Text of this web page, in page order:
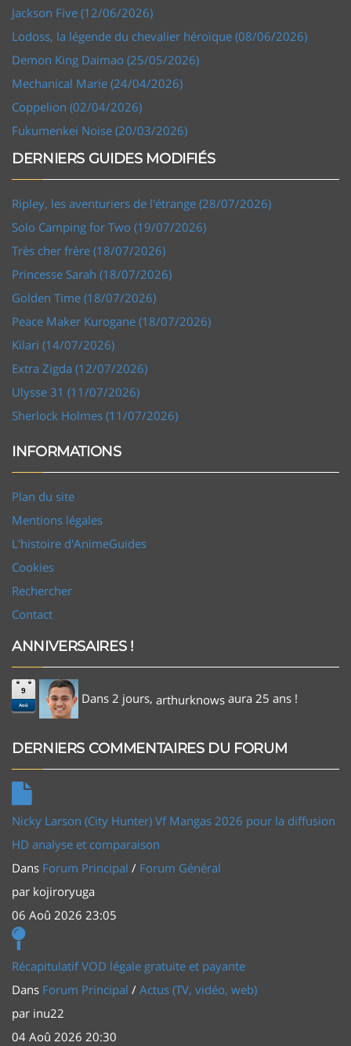
Jackson Five (12/06/2026)
Lodoss, la légende du chevalier héroïque (08/06/2026)
Demon King Daimao (25/05/2026)
Mechanical Marie (24/04/2026)
Coppelion (02/04/2026)
Fukumenkei Noise (20/03/2026)
DERNIERS GUIDES MODIFIÉS
Ripley, les aventuriers de l'étrange (28/07/2026)
Solo Camping for Two (19/07/2026)
Très cher frère (18/07/2026)
Princesse Sarah (18/07/2026)
Golden Time (18/07/2026)
Peace Maker Kurogane (18/07/2026)
Kilari (14/07/2026)
Extra Zigda (12/07/2026)
Ulysse 31 (11/07/2026)
Sherlock Holmes (11/07/2026)
INFORMATIONS
Plan du site
Mentions légales
L'histoire d'AnimeGuides
Cookies
Rechercher
Contact
ANNIVERSAIRES !
9
Aoû Dans 2 jours, arthurknows aura 25 ans !
DERNIERS COMMENTAIRES DU FORUM
Nicky Larson (City Hunter) Vf Mangas 2026 pour la diffusion
HD analyse et comparaison
Dans Forum Principal / Forum Général
par kojiroryuga
06 Aoû 2026 23:05
Récapitulatif VOD légale gratuite et payante
Dans Forum Principal / Actus (TV, vidéo, web)
par inu22
04 Aoû 2026 20:30